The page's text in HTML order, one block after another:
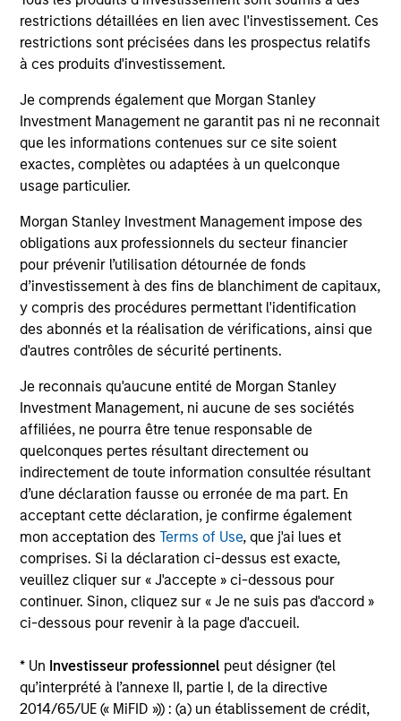
restrictions détaillées en lien avec l'investissement. Ces
restrictions sont précisées dans les prospectus relatifs
à ces produits d'investissement.
Je comprends également que Morgan Stanley
Investment Management ne garantit pas ni ne reconnait
que les informations contenues sur ce site soient
exactes, complètes ou adaptées à un quelconque
usage particulier.
Morgan Stanley Investment Management impose des
obligations aux professionnels du secteur financier
pour prévenir l’utilisation détournée de fonds
d’investissement à des fins de blanchiment de capitaux,
y compris des procédures permettant l'identification
des abonnés et la réalisation de vérifications, ainsi que
d'autres contrôles de sécurité pertinents.
Je reconnais qu'aucune entité de Morgan Stanley
Investment Management, ni aucune de ses sociétés
affiliées, ne pourra être tenue responsable de
quelconques pertes résultant directement ou
indirectement de toute information consultée résultant
d’une déclaration fausse ou erronée de ma part. En
acceptant cette déclaration, je confirme également
mon acceptation desTerms of Use, que j'ai lues et
comprises. Si la déclaration ci-dessus est exacte,
veuillez cliquer sur « J'accepte » ci-dessous pour
continuer. Sinon, cliquez sur « Je ne suis pas d'accord »
ci-dessous pour revenir à la page d'accueil.
* Un Investisseur professionnel peut désigner (tel
qu’interprété à l’annexe II, partie I, de la directive
2014/65/UE (« MiFID »)) : (a) un établissement de crédit,
conviction, bottom-up fundamental research
to identify leading companies trading below
intrinsic value, leveraging proven success
factors such as high return on invested
capital, strong free cash flow yield, and low
debt, while integrating ESG considerations
and fostering a collaborative investment
team culture to generate alpha through
active security selection.
Team Insights
ARTICLE
Equity Market Monitor – Q2 2026
Overview of the current landscape across
equity markets.